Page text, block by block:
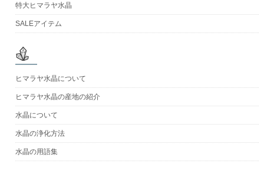
特大ヒマラヤ水晶
SALEアイテム
ヒマラヤ水晶について
ヒマラヤ水晶の産地の紹介
水晶について
水晶の浄化方法
水晶の用語集